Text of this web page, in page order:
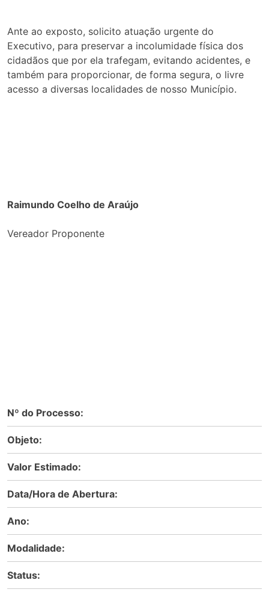
Ante ao exposto, solicito atuação urgente do
Executivo, para preservar a incolumidade física dos
cidadãos que por ela trafegam, evitando acidentes, e
também para proporcionar, de forma segura, o livre
acesso a diversas localidades de nosso Município.
Raimundo Coelho de Araújo
Vereador Proponente
Nº do Processo:
Objeto:
Valor Estimado:
Data/Hora de Abertura:
Ano:
Modalidade:
Status: